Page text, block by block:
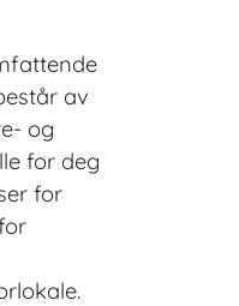
av
og
for deg
for